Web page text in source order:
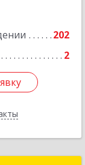
202
2